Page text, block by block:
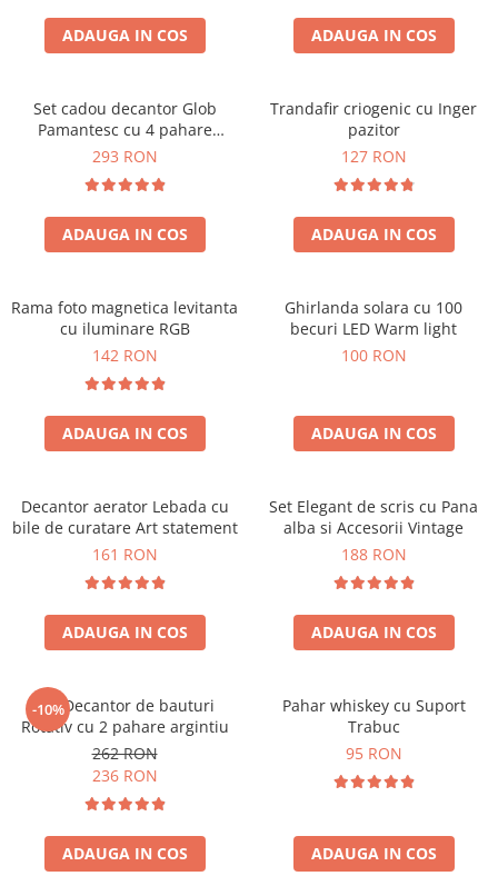
Cadouri Fete
Pentru Copilul din tine
Cadouri de Casa Noua
Cadouri Majorat
Cadouri pentru Nasi
Cadouri pentru Bunici
Cadouri pentru Prieteni
Cel ce are tot
Cadouri Nunta si Cununie civila
Cani si Termosuri
Jocuri si Puzzle
Seturi de caligrafie
Cadouri Sfantul Alexandru
Cadouri Constantin si Elena
Cadouri Sfanta Maria
Cadouri Sfintii Mihail si Gavriil
ADAUGA IN COS ADAUGA IN COS
Set cadou decantor Glob
Pamantesc cu 4 pahare
Deluxe
293 RON
ADAUGA IN COS
Trandafir criogenic cu Inger
pazitor
127 RON
ADAUGA IN COS
Rama foto magnetica levitanta
cu iluminare RGB
142 RON
ADAUGA IN COS
Ghirlanda solara cu 100
becuri LED Warm light
100 RON
ADAUGA IN COS
Decantor aerator Lebada cu
bile de curatare Art statement
161 RON
ADAUGA IN COS
Set Elegant de scris cu Pana
alba si Accesorii Vintage
188 RON
ADAUGA IN COS
-10%
Set Decantor de bauturi
Rotativ cu 2 pahare argintiu
262 RON
236 RON
ADAUGA IN COS
Pahar whiskey cu Suport
Trabuc
95 RON
ADAUGA IN COS